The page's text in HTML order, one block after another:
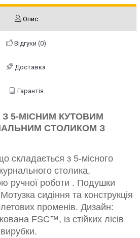
Опис
Відгуки (0)
Доставка
Гарантія
З 5-МІСНИМ КУТОВИМ
СТОЛИКОМ З
складається з 5-місного
столика,
ручної роботи . Подушки
сидіння та конструкція
променів. Дизайн:
FSC™, із стійких лісів